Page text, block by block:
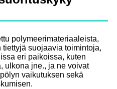
polymeerimateriaaleista,
suojaavia toimintoja,
eri paikoissa, kuten
ulkona jne., ja ne voivat
vaikutuksen sekä